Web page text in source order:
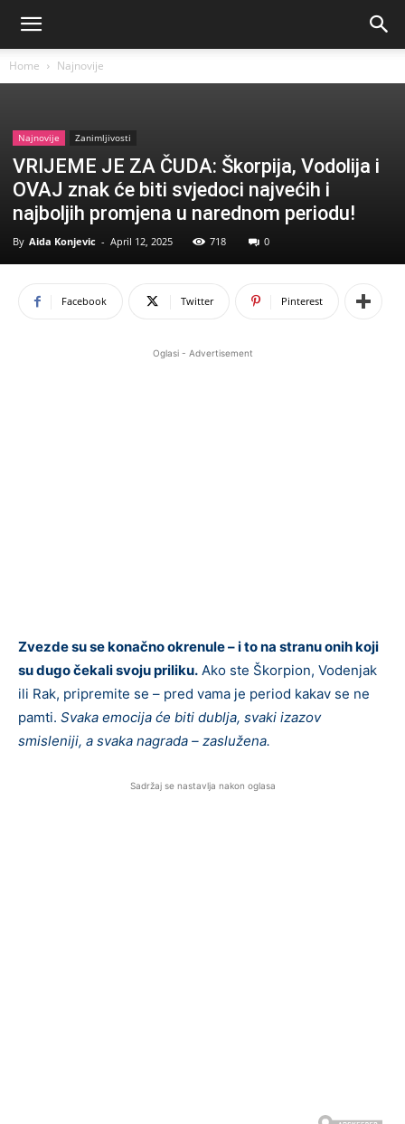
Home Najnovije
Najnovije Zanimljivosti
VRIJEME JE ZA ČUDA: Škorpija, Vodolija i
OVAJ znak će biti svjedoci najvećih i
najboljih promjena u narednom periodu!
By Aida Konjevic - April 12, 2025 718 0
Facebook Twitter Pinterest
Oglasi - Advertisement
Zvezde su se konačno okrenule – i to na stranu onih koji
su dugo čekali svoju priliku. Ako ste Škorpion, Vodenjak
ili Rak, pripremite se – pred vama je period kakav se ne
pamti. Svaka emocija će biti dublja, svaki izazov
smisleniji, a svaka nagrada – zaslužena.
Sadržaj se nastavlja nakon oglasa